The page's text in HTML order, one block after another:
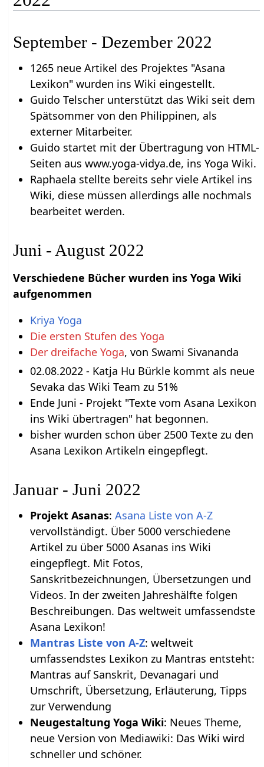
September - Dezember 2022
1265 neue Artikel des Projektes "Asana
Lexikon" wurden ins Wiki eingestellt.
Guido Telscher unterstützt das Wiki seit dem
Spätsommer von den Philippinen, als
externer Mitarbeiter.
Guido startet mit der Übertragung von HTML-
Seiten aus www.yoga-vidya.de, ins Yoga Wiki.
Raphaela stellte bereits sehr viele Artikel ins
Wiki, diese müssen allerdings alle nochmals
bearbeitet werden.
Juni - August 2022
Verschiedene Bücher wurden ins Yoga Wiki
aufgenommen
Kriya Yoga
Die ersten Stufen des Yoga
Der dreifache Yoga, von Swami Sivananda
02.08.2022 - Katja Hu Bürkle kommt als neue
Sevaka das Wiki Team zu 51%
Ende Juni - Projekt "Texte vom Asana Lexikon
ins Wiki übertragen" hat begonnen.
bisher wurden schon über 2500 Texte zu den
Asana Lexikon Artikeln eingepflegt.
Januar - Juni 2022
Projekt Asanas: Asana Liste von A-Z
vervollständigt. Über 5000 verschiedene
Artikel zu über 5000 Asanas ins Wiki
eingepflegt. Mit Fotos,
Sanskritbezeichnungen, Übersetzungen und
Videos. In der zweiten Jahreshälfte folgen
Beschreibungen. Das weltweit umfassendste
Asana Lexikon!
Mantras Liste von A-Z: weltweit
umfassendstes Lexikon zu Mantras entsteht:
Mantras auf Sanskrit, Devanagari und
Umschrift, Übersetzung, Erläuterung, Tipps
zur Verwendung
Neugestaltung Yoga Wiki: Neues Theme,
neue Version von Mediawiki: Das Wiki wird
schneller und schöner.